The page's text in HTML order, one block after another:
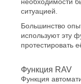
необходимости
ситуацией.
Большинство
используют эту
протестировать
Функция RAV
Функция